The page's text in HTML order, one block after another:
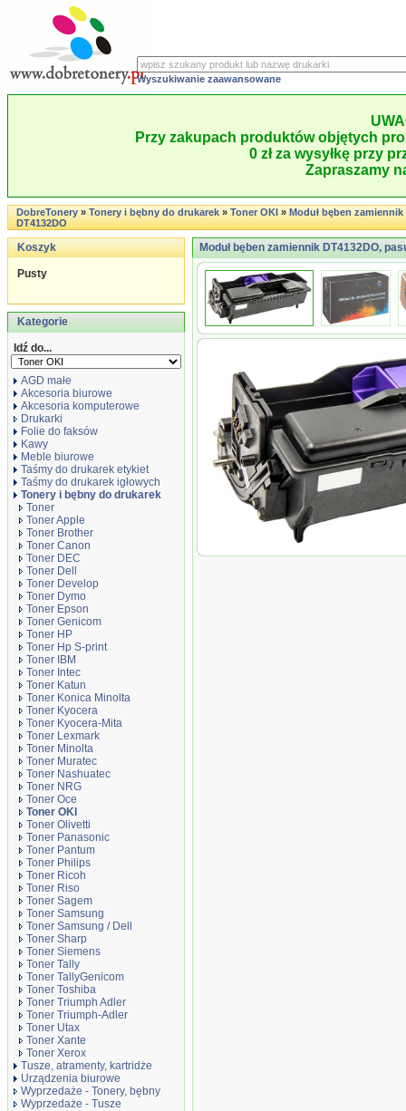
Wyszukiwanie zaawansowane
Przy zakupach produktów objętych
0 zł za wysyłkę przy
Zapraszamy
DobreTonery»Tonery i bębny do drukarek»Toner OKI»Moduł bęben zamiennik
DT4132DO
Koszyk
Pusty
Kategorie
Idź do...
AGD małe
Akcesoria biurowe
Akcesoria komputerowe
Drukarki
Folie do faksów
Kawy
Meble biurowe
Taśmy do drukarek etykiet
Taśmy do drukarek igłowych
Tonery i bębny do drukarek
Toner
Toner Apple
Toner Brother
Toner Canon
Toner DEC
Toner Dell
Toner Develop
Toner Dymo
Toner Epson
Toner Genicom
Toner HP
Toner Hp S-print
Toner IBM
Toner Intec
Toner Katun
Toner Konica Minolta
Toner Kyocera
Toner Kyocera-Mita
Toner Lexmark
Toner Minolta
Toner Muratec
Toner Nashuatec
Toner NRG
Toner Oce
Toner OKI
Toner Olivetti
Toner Panasonic
Toner Pantum
Toner Philips
Toner Ricoh
Toner Riso
Toner Sagem
Toner Samsung
Toner Samsung / Dell
Toner Sharp
Toner Siemens
Toner Tally
Toner TallyGenicom
Toner Toshiba
Toner Triumph Adler
Toner Triumph-Adler
Toner Utax
Toner Xante
Toner Xerox
Tusze, atramenty, kartridże
Urządzenia biurowe
Wyprzedaże - Tonery, bębny
Wyprzedaże - Tusze
Moduł bęben zamiennik DT4132DO,
Moduł bęben zamiennik DT4132DO